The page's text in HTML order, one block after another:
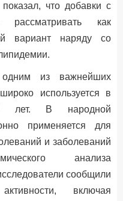
что добавки с
как
вариант наряду со
одним из важнейших
используется в
лет. В народной
применяется для
и заболеваний
анализа
сообщили
включая